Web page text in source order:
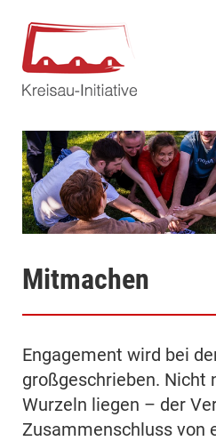
Mitmachen
Engagement wird bei
großgeschrieben. Nicht
Wurzeln liegen – der
Zusammenschluss von